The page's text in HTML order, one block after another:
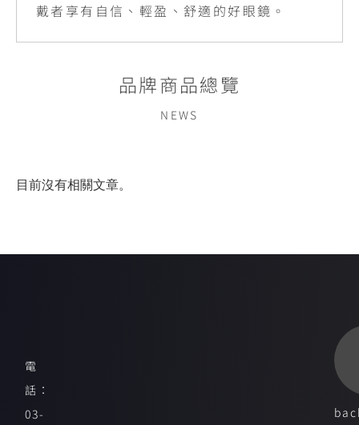
戴者享有自信、輕盈、舒適的好眼鏡。
品牌商品總覽
NEWS
目前沒有相關文章。
電
話：
03-